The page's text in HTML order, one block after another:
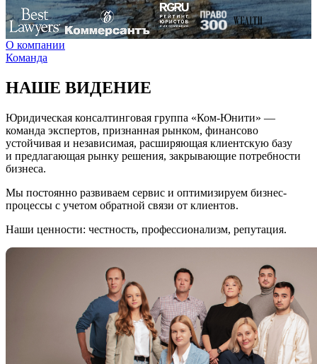
О компании
Команда
НАШЕ ВИДЕНИЕ
Юридическая консалтинговая группа «Ком-Юнити» —
команда экспертов, признанная рынком, финансово
устойчивая и независимая, расширяющая клиентскую базу
и предлагающая рынку решения, закрывающие потребности
бизнеса.
Мы постоянно развиваем сервис и оптимизируем бизнес-
процессы с учетом обратной связи от клиентов.
Наши ценности: честность, профессионализм, репутация.